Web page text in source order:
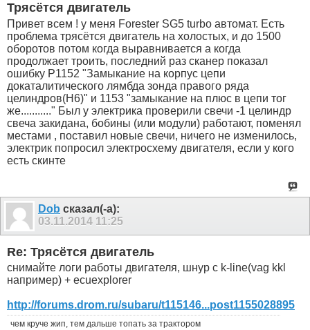
Трясётся двигатель
Привет всем ! у меня Forester SG5 turbo автомат. Есть
проблема трясётся двигатель на холостых, и до 1500
оборотов потом когда выравнивается а когда
продолжает троить, последний раз сканер показал
ошибку Р1152 "Замыкание на корпус цепи
докаталитического лямбда зонда правого ряда
целиндров(Н6)" и 1153 "замыкание на плюс в цепи тог
же..........." Был у электрика проверили свечи -1 целиндр
свеча закидана, бобины (или модули) работают, поменял
местами , поставил новые свечи, ничего не изменилось,
электрик попросил электросхему двигателя, если у кого
есть скинте
Dob сказал(-а):
03.11.2014 11:25
Re: Трясётся двигатель
снимайте логи работы двигателя, шнур с k-line(vag kkl
например) + ecuexplorer
http://forums.drom.ru/subaru/t115146...post1155028895
чем круче жип, тем дальше топать за трактором